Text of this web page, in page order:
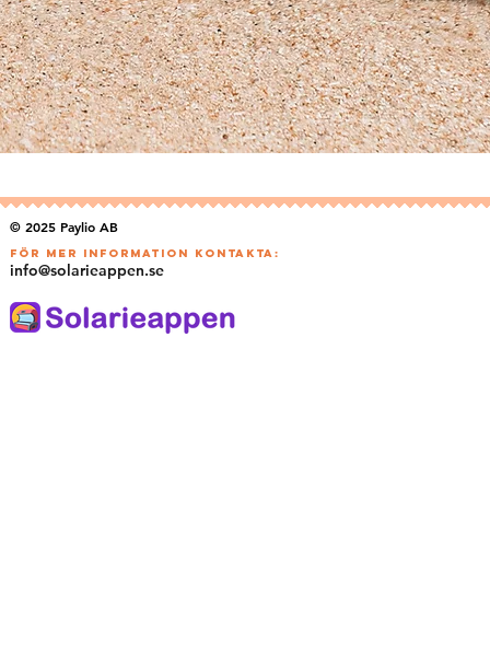
© 2025 Paylio AB
För MER information kontakta:
info@solarieappen.se